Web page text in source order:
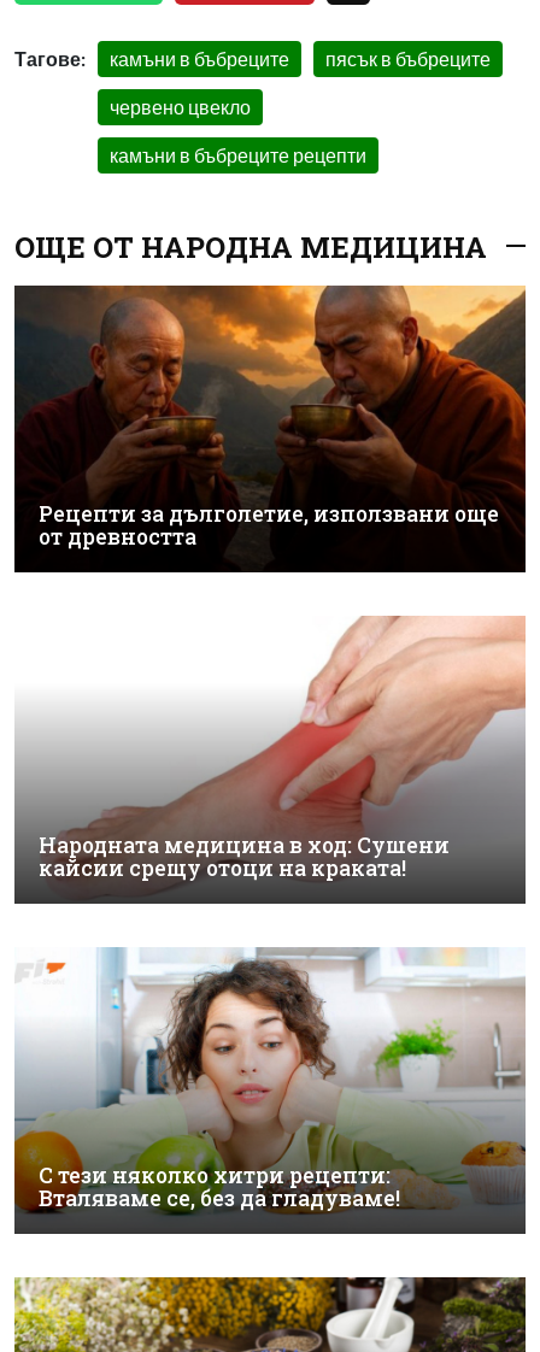
Тагове: камъни в бъбреците пясък в бъбреците
червено цвекло
камъни в бъбреците рецепти
ОЩЕ ОТ НАРОДНА МЕДИЦИНА
Рецепти за дълголетие, използвани още
от древността
Народната медицина в ход: Сушени
кайсии срещу отоци на краката!
С тези няколко хитри рецепти:
Вталяваме се, без да гладуваме!